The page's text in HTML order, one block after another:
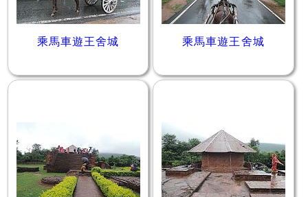
乘馬車遊王舍城 乘馬車遊王舍城